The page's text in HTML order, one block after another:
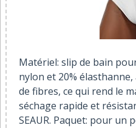
Matériel: slip de bain
nylon et 20%
de fibres, ce qui rend le
séchage rapide et
SEAUR. Paquet: pour un